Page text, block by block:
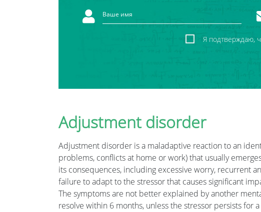
Я подтверждаю,
Adjustment disorder
Adjustment disorder is a maladaptive reaction to an
problems, conflicts at home or work) that usually
its consequences, including excessive worry, recurrent
failure to adapt to the stressor that causes significant
The symptoms are not better explained by another
resolve within 6 months, unless the stressor persists for